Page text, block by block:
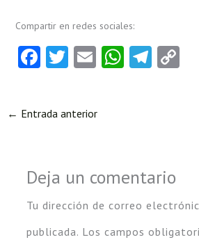
Compartir en redes sociales:
Fa
o
k
T
er
E
l
W
p
TeC
← Entrada anterior
Deja un comentario
Tu dirección de correo
publicada. Los campos